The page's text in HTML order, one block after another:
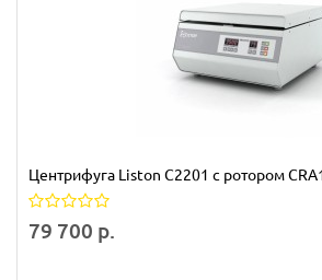
Центрифуга Liston C2201 c ротором
79 700 р.